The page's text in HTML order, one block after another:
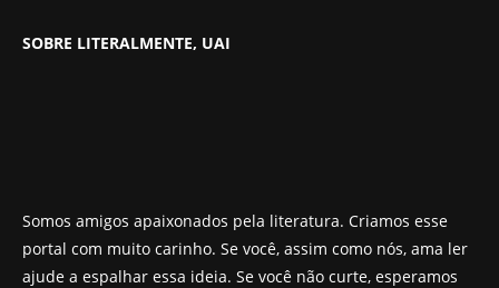
SOBRE LITERALMENTE, UAI
Somos amigos apaixonados pela literatura. Criamos esse
portal com muito carinho. Se você, assim como nós, ama ler
ajude a espalhar essa ideia. Se você não curte, esperamos